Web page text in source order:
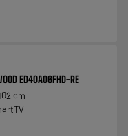
ED40A06FHD-RE
cm